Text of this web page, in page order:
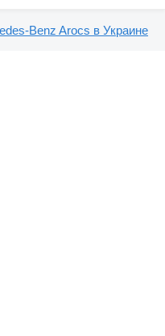
Benz Arocs в Украине